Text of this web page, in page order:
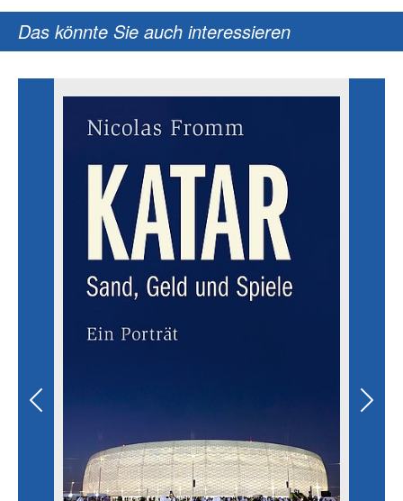
Das könnte Sie auch interessieren
Previous Next